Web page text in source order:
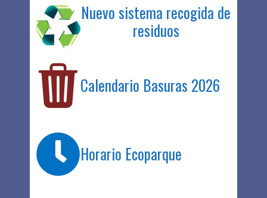
Nuevo sistema recogida de
residuos
Calendario Basuras 2026
Horario Ecoparque